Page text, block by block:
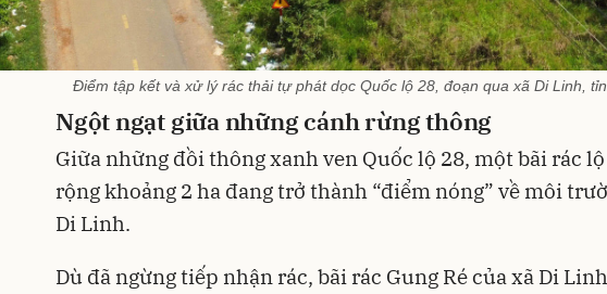
Điểm tập kết và xử lý rác thải tự phát dọc Quốc lộ 28, đoạn qua xã Di Linh,
Ngột ngạt giữa những cánh rừng thông
Giữa những đồi thông xanh ven Quốc lộ 28, một bãi rác
rộng khoảng 2 ha đang trở thành “điểm nóng” về môi
Di Linh.
Dù đã ngừng tiếp nhận rác, bãi rác Gung Ré của xã Di